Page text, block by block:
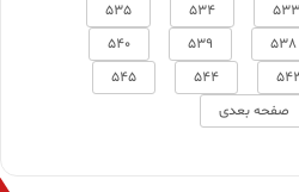
533
534
535
538
539
540
544
545
صفحه بعدی